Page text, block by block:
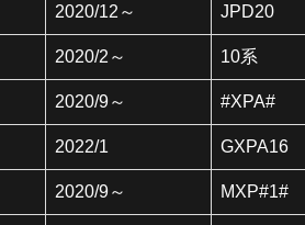
2020/12～ JPD20
2020/2～ 10系
2020/9～ #XPA#
2022/1 GXPA16
2020/9～ MXP#1#